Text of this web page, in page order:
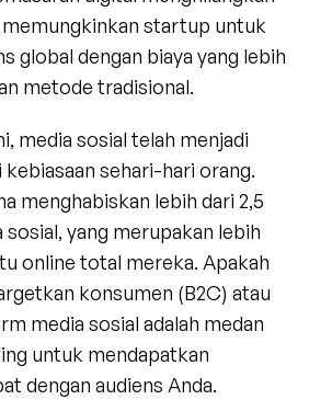
startup untuk
global dengan biaya yang lebih
metode tradisional.
media sosial telah menjadi
sehari-hari orang.
menghabiskan lebih dari 2,5
sosial, yang merupakan lebih
online total mereka. Apakah
konsumen (B2C) atau
media sosial adalah medan
untuk mendapatkan
dengan audiens Anda.